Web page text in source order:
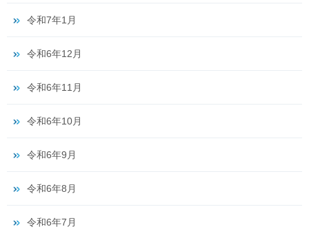
令和7年1月
令和6年12月
令和6年11月
令和6年10月
令和6年9月
令和6年8月
令和6年7月